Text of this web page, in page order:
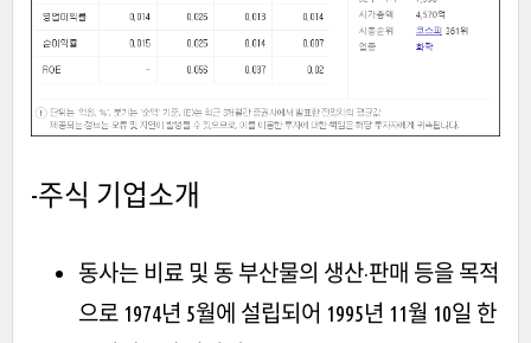
-주식 기업소개
동사는 비료 및 동 부산물의 생산·판매 등을 목적
으로 1974년 5월에 설립되어 1995년 11월 10일 한